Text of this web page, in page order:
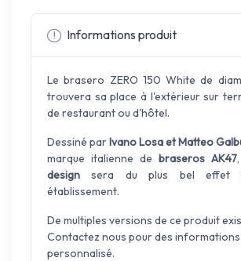
Informations produit
Le brasero ZERO 150 White de
trouvera sa place à l'extérieur sur
de restaurant ou d'hôtel.
Dessiné parIvano Losa et Matteo
marque italienne de braseros AK47
design sera du plus bel effet
établissement.
De multiples versions de ce produit
Contactez nous pour des informations
personnalisé.